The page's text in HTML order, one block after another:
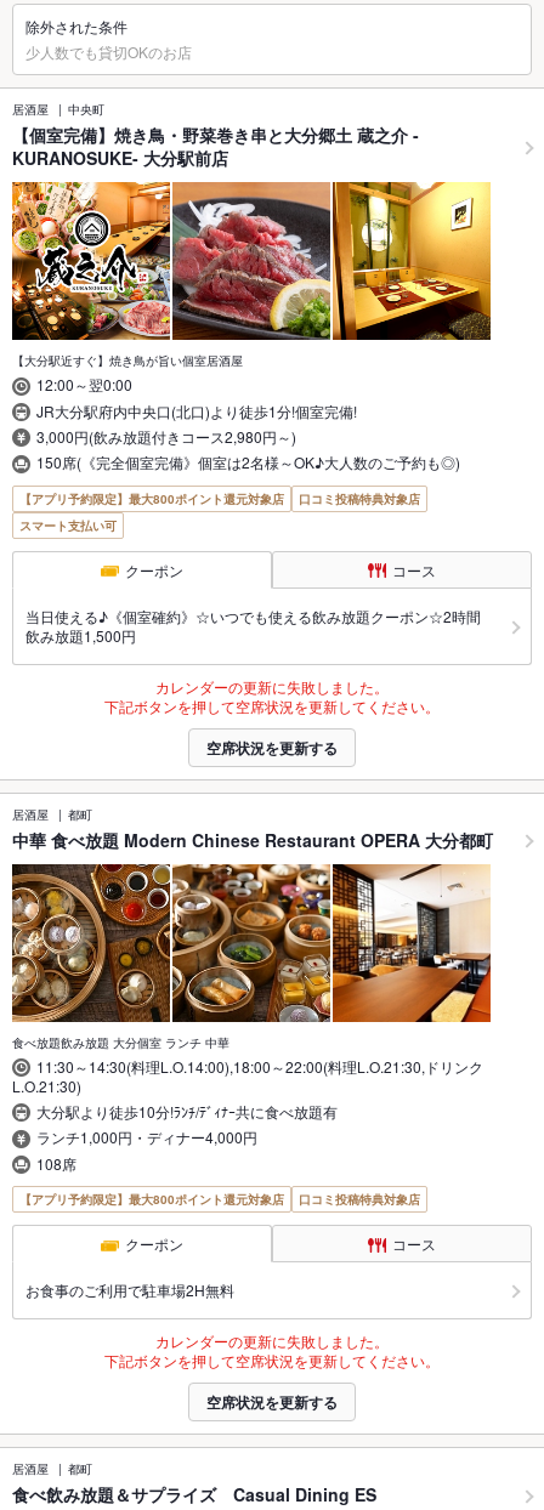
除外された条件
少人数でも貸切OKのお店
居酒屋 中央町
【個室完備】焼き鳥・野菜巻き串と大分郷土 蔵之介 -
KURANOSUKE- 大分駅前店
【大分駅近すぐ】焼き鳥が旨い個室居酒屋
12:00～翌0:00
JR大分駅府内中央口(北口)より徒歩1分!個室完備!
3,000円(飲み放題付きコース2,980円～)
150席(《完全個室完備》個室は2名様～OK♪大人数のご予約も◎)
【アプリ予約限定】最大800ポイント還元対象店
口コミ投稿特典対象店
スマート支払い可
クーポン コース
当日使える♪《個室確約》☆いつでも使える飲み放題クーポン☆2時間
飲み放題1,500円
カレンダーの更新に失敗しました。
下記ボタンを押して空席状況を更新してください。
空席状況を更新する
居酒屋 都町
中華 食べ放題 Modern Chinese Restaurant OPERA 大分都町
食べ放題飲み放題 大分個室 ランチ 中華
11:30～14:30(料理L.O.14:00),18:00～22:00(料理L.O.21:30,ドリンク
L.O.21:30)
大分駅より徒歩10分!ﾗﾝﾁ/ﾃﾞｨﾅｰ共に食べ放題有
ランチ1,000円・ディナー4,000円
108席
【アプリ予約限定】最大800ポイント還元対象店 口コミ投稿特典対象店
クーポン コース
お食事のご利用で駐車場2H無料
カレンダーの更新に失敗しました。
下記ボタンを押して空席状況を更新してください。
空席状況を更新する
居酒屋 都町
食べ飲み放題＆サプライズ Casual Dining ES